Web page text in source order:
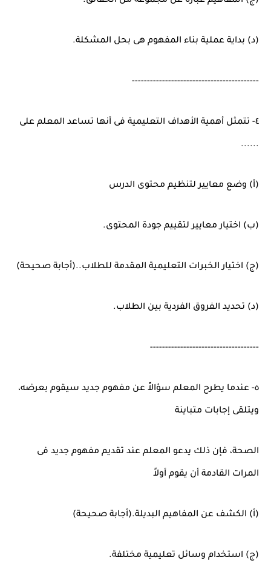
(د) بداية عملية بناء المفهوم هى بحل المشكلة.
------------------------------------------
٤- تتمثل أهمية الأهداف التعليمية فى أنها تساعد المعلم على
......
(أ) وضع معايير لتنظيم محتوى الدرس
(ب) اختيار معايير لتقييم جودة المحتوى.
(ج) اختيار الخبرات التعليمية المقدمة للطلاب..(أجابة صحيحة)
(د) تحديد الفروق الفردية بين الطلاب.
------------------------------------
٥- عندما يطرح المعلم سؤالاً عن مفهوم جديد سيقوم بعرضه،
ويتلقى إجابات متباينة
الصحة، فإن ذلك يدعو المعلم عند تقديم مفهوم جديد فى
المرات القادمة أن يقوم أولاً
(أ) الكشف عن المفاهيم البديلة.(أجابة صحيحة)
(ج) استخدام وسائل تعليمية مختلفة.